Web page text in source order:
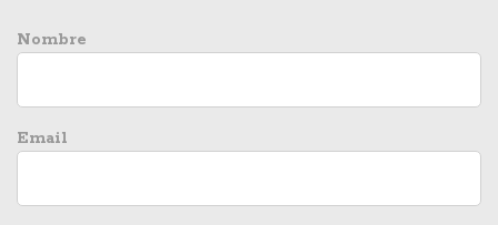
Nombre
Email